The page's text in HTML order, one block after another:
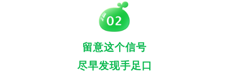
留意这个信号
尽早发现手足口